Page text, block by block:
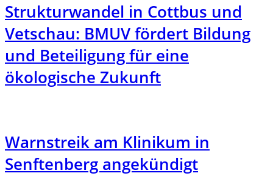
Strukturwandel in Cottbus und
Vetschau: BMUV fördert Bildung
und Beteiligung für eine
ökologische Zukunft
Warnstreik am Klinikum in
Senftenberg angekündigt